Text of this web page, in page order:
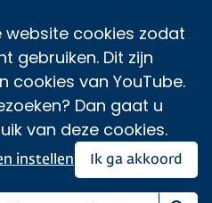
website cookies zodat
gebruiken. Dit zijn
cookies van YouTube.
Dan gaat u
van deze cookies.
Ik ga akkoord
instellen